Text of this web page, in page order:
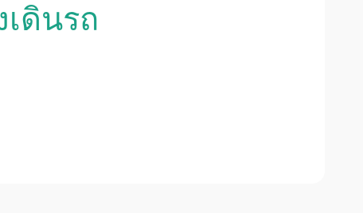
ดินรถ